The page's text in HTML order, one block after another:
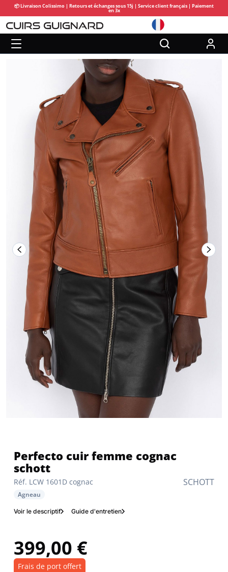
📦 Livraison Colissimo | Retours et échanges sous 15j | Service client français | Paiement
en 3x
SCHOTT
Réf. LCW 1601D cognac
Perfecto cuir femme cognac
schott
Agneau
Voir le descriptif Guide d'entretien
399,00 €
Frais de port offert